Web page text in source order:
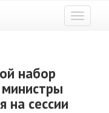
Показать
меню
набор
на сессии